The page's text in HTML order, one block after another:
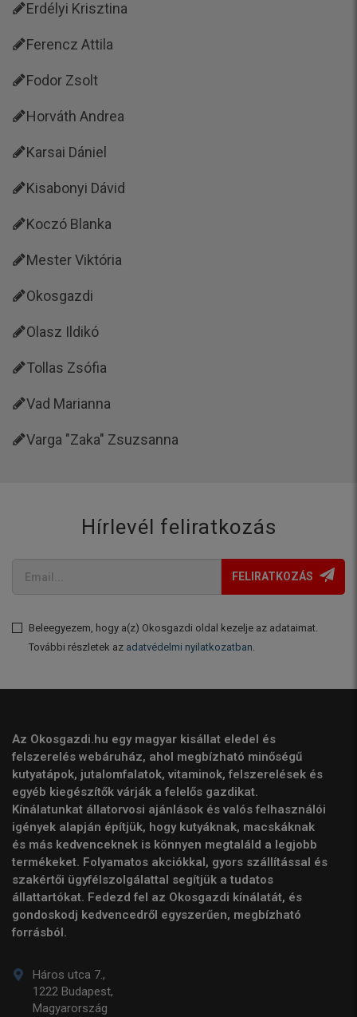
Erdélyi Krisztina
Ferencz Attila
Fodor Zsolt
Horváth Andrea
Karsai Dániel
Kisabonyi Dávid
Koczó Blanka
Mester Viktória
Okosgazdi
Olasz Ildikó
Tollas Zsófia
Vad Marianna
Varga "Zaka" Zsuzsanna
Hírlevél feliratkozás
FELIRATKOZÁS
Beleegyezem, hogy a(z) Okosgazdi oldal kezelje az adataimat.
További részletek az adatvédelmi nyilatkozatban.
Az Okosgazdi.hu egy magyar kisállat eledel és
felszerelés webáruház, ahol megbízható minőségű
kutyatápok, jutalomfalatok, vitaminok, felszerelések és
egyéb kiegészítők várják a felelős gazdikat.
Kínálatunkat állatorvosi ajánlások és valós felhasználói
igények alapján építjük, hogy kutyáknak, macskáknak
és más kedvenceknek is könnyen megtaláld a legjobb
termékeket. Folyamatos akciókkal, gyors szállítással és
szakértői ügyfélszolgálattal segítjük a tudatos
állattartókat. Fedezd fel az Okosgazdi kínálatát, és
gondoskodj kedvencedről egyszerűen, megbízható
forrásból.
Háros utca 7.,
1222 Budapest,
Magyarország